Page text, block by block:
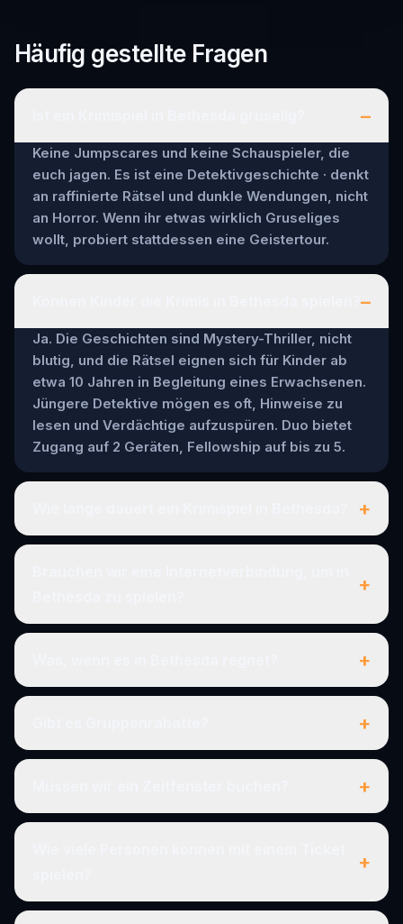
Häufig gestellte Fragen
–
Keine Jumpscares und keine Schauspieler, die
euch jagen. Es ist eine Detektivgeschichte · denkt
an raffinierte Rätsel und dunkle Wendungen, nicht
an Horror. Wenn ihr etwas wirklich Gruseliges
wollt, probiert stattdessen eine Geistertour.
–
Ja. Die Geschichten sind Mystery-Thriller, nicht
blutig, und die Rätsel eignen sich für Kinder ab
etwa 10 Jahren in Begleitung eines Erwachsenen.
Jüngere Detektive mögen es oft, Hinweise zu
lesen und Verdächtige aufzuspüren. Duo bietet
Zugang auf 2 Geräten, Fellowship auf bis zu 5.
+
+
+
+
+
+